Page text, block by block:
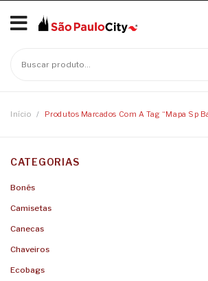
Bonés
Baby Look
Moletons
Camisetas Infantis
Chaveiros
Ecobags
Início / Produtos Marcados Com A Tag “mapa Sp
CATEGORIAS
Bonés
Camisetas
Canecas
Chaveiros
Ecobags